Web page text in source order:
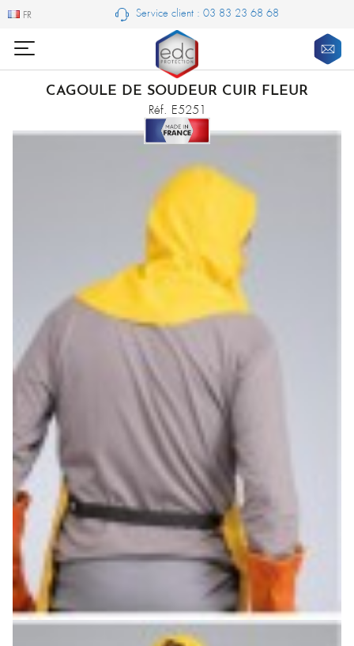
FR
FR Service client : 03 83 23 68 68
CAGOULE DE SOUDEUR CUIR FLEUR
Réf. E5251